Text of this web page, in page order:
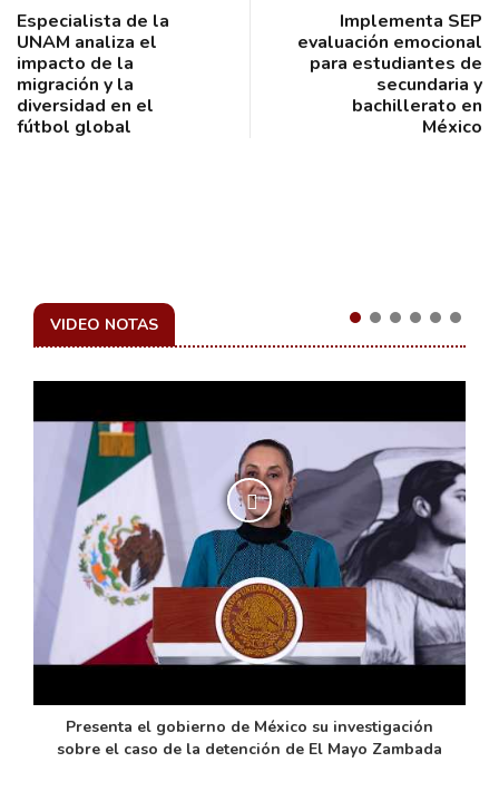
Especialista de la
UNAM analiza el
impacto de la
migración y la
diversidad en el
fútbol global
Implementa SEP
evaluación emocional
para estudiantes de
secundaria y
bachillerato en
México
VIDEO NOTAS
Presenta el gobierno de México su investigación
sobre el caso de la detención de El Mayo Zambada